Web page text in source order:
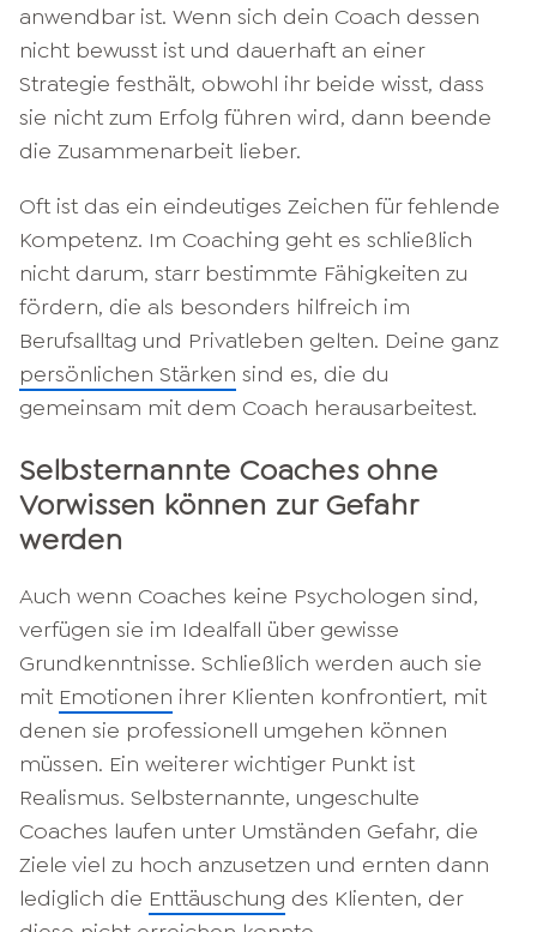
anwendbar ist. Wenn sich dein Coach dessen
nicht bewusst ist und dauerhaft an einer
Strategie festhält, obwohl ihr beide wisst, dass
sie nicht zum Erfolg führen wird, dann beende
die Zusammenarbeit lieber.
Oft ist das ein eindeutiges Zeichen für fehlende
Kompetenz. Im Coaching geht es schließlich
nicht darum, starr bestimmte Fähigkeiten zu
fördern, die als besonders hilfreich im
Berufsalltag und Privatleben gelten. Deine ganz
persönlichen Stärken sind es, die du
gemeinsam mit dem Coach herausarbeitest.
Selbsternannte Coaches ohne
Vorwissen können zur Gefahr
werden
Auch wenn Coaches keine Psychologen sind,
verfügen sie im Idealfall über gewisse
Grundkenntnisse. Schließlich werden auch sie
mit Emotionen ihrer Klienten konfrontiert, mit
denen sie professionell umgehen können
müssen. Ein weiterer wichtiger Punkt ist
Realismus. Selbsternannte, ungeschulte
Coaches laufen unter Umständen Gefahr, die
Ziele viel zu hoch anzusetzen und ernten dann
lediglich die Enttäuschung des Klienten, der